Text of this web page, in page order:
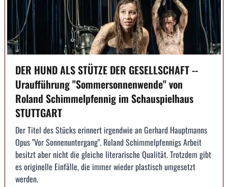
DER HUND ALS STÜTZE DER GESELLSCHAFT --
Uraufführung "Sommersonnenwende" von
Roland Schimmelpfennig im Schauspielhaus
STUTTGART
Der Titel des Stücks erinnert irgendwie an Gerhard Hauptmanns
Opus "Vor Sonnenuntergang". Roland Schimmelpfennigs Arbeit
besitzt aber nicht die gleiche literarische Qualität. Trotzdem gibt
es originelle Einfälle, die immer wieder plastisch umgesetzt
werden.